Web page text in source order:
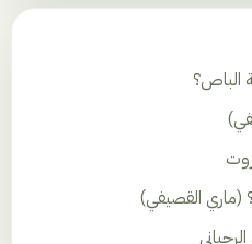
الباص؟
(ماري القصيفي)